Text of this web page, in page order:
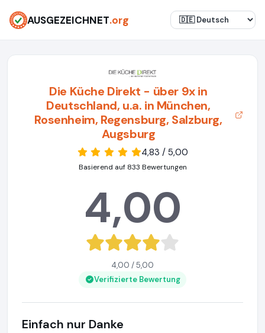
AUSGEZEICHNET.org
Die Küche Direkt - über 9x in
Deutschland, u.a. in München,
Rosenheim, Regensburg, Salzburg,
Augsburg
4,83 / 5,00
Basierend auf 833 Bewertungen
4,00
4,00 / 5,00
Verifizierte Bewertung
Einfach nur Danke